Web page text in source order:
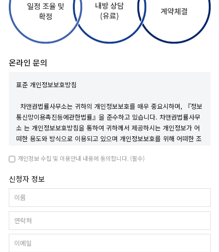
온라인 문의
표준 개인정보보호방침
차앤권법률사무소는 귀하의 개인정보보호를 매우 중요시하며, 『정보
통신망이용촉진등에관한법률』을 준수하고 있습니다. 차앤권법률사무
소 는 개인정보보호방침을 통하여 귀하께서 제공하시는 개인정보가 어
떠한 용도와 방식으로 이용되고 있으며 개인정보보호를 위해 어떠한 조
1. 개인정보의 수집목적 및 이용목적
2. 목적외 사용 및 제3자에 대한 제공 및 공유
3. 개인정보 수집에 대한 동의
4. 개인정보관리책임자 및 개인정보관리담당자
5. 개인정보의 수집
6. 쿠키에 의한 개인정보 수집
7. 개인정보의 열람ㆍ정정
개인정보 수집 및 이용안내 내용에 동의합니다. (필수)
신청자 정보
이름
연락처
이메일